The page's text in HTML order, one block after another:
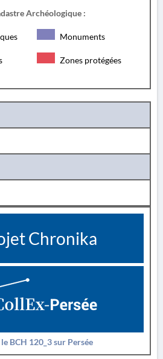
Archéologique :
Monuments
Zones protégées
Chronika
BCH 120_3 sur Persée